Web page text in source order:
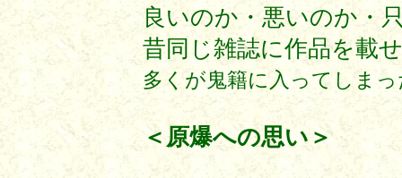
良いのか・悪いのか・
昔同じ雑誌に作品を載
多くが鬼籍に入ってしま
＜原爆への思い＞